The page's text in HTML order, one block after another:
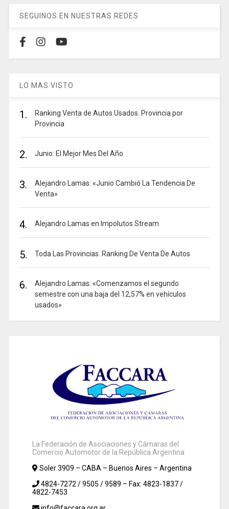
SEGUINOS EN NUESTRAS REDES
LO MAS VISTO
1.
Ranking Venta de Autos Usados. Provincia por
Provincia
2. Junio: El Mejor Mes Del Año
3.
Alejandro Lamas: «Junio Cambió La Tendencia De
Venta»
4. Alejandro Lamas en Impolutos Stream
5. Toda Las Provincias. Ranking De Venta De Autos
6.
Alejandro Lamas: «Comenzamos el segundo
semestre con una baja del 12,57% en vehículos
usados»
La Federación de Asociaciones y Cámaras del
Comercio Automotor de la República Argentina
Soler 3909 – CABA – Buenos Aires – Argentina
4824-7272 / 9505 / 9589 – Fax: 4823-1837 /
4822-7453